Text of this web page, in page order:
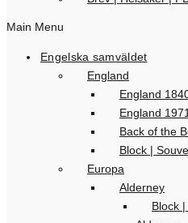
Main Menu
Engelska samväldet
England
England
England
Back of the
Block |
Europa
Alderney
Block